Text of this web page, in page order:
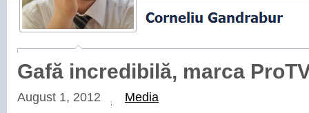
Gafă incredibilă, marca
August 1, 2012 Media